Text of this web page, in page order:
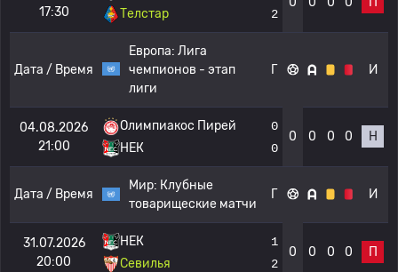
17:30
Телстар
2
Дата / Время
Европа: Лига
чемпионов - этап
лиги
Г И
04.08.2026
21:00
Олимпиакос Пирей
НЕК
0
0
0 0 0 0 Н
Дата / Время
Мир: Клубные
товарищеские матчи
Г И
31.07.2026
20:00
НЕК
Севилья
1
2
0 0 0 0 П